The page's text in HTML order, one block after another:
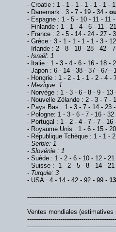
- Croatie : 1 - 1 - 1 - 1 - 1 - 1 -
- Danemark : 3 - 7 - 19 - 34 -
- Espagne : 1 - 5 - 10 - 11 - 11
- Finlande : 1 - 1 - 4 - 6 - 11 -
- France : 2 - 5 - 14 - 24 - 27 -
- Grèce : 3 - 1 - 1 - 1 - 1 - 3 -
- Irlande : 2 - 8 - 18 - 28 - 42 -
- Israël: 1
- Italie : 1 - 3 - 4 - 6 - 16 - 18 -
- Japon : 6 - 14 - 38 - 37 - 67 -
- Hongrie : 1 - 2 - 1 - 1 - 2 - 4 -
- Mexique: 1
- Norvège : 1 - 3 - 6 - 8 - 9 - 13
- Nouvelle Zélande : 2 - 3 - 7 -
- Pays Bas : 1 - 3 - 7 - 14 - 23
- Pologne: 1 - 3 - 6 - 7 - 16 - 32
- Portugal : 1 - 2 - 4 - 7 - 7 - 16
- Royaume Unis : 1 - 6 - 15 -
- République Tchèque : 1 - 1 -
- Serbie: 1
- Slovénie : 1
- Suède : 1 - 2 - 6 - 10 - 12 - 21
- Suisse : 1 - 2 - 5 - 8 - 14 - 21
- Turquie: 3
- USA : 4 - 14 - 42 - 92 - 99 -
----------------------------------------------
Ventes mondiales (estimatives
----------------------------------------------